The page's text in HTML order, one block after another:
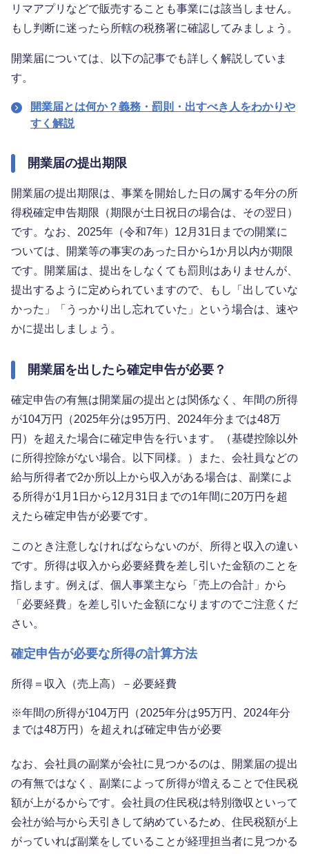
リマアプリなどで販売することも事業には該当しません。
もし判断に迷ったら所轄の税務署に確認してみましょう。
開業届については、以下の記事でも詳しく解説していま
す。
開業届とは何か？義務・罰則・出すべき人をわかりや
すく解説
開業届の提出期限
開業届の提出期限は、事業を開始した日の属する年分の所
得税確定申告期限（期限が土日祝日の場合は、その翌日）
です。なお、2025年（令和7年）12月31日までの開業に
ついては、開業等の事実のあった日から1か月以内が期限
です。開業届は、提出をしなくても罰則はありませんが、
提出するように定められていますので、もし「出していな
かった」「うっかり出し忘れていた」という場合は、速や
かに提出しましょう。
開業届を出したら確定申告が必要？
確定申告の有無は開業届の提出とは関係なく、年間の所得
が104万円（2025年分は95万円、2024年分までは48万
円）を超えた場合に確定申告を行います。（基礎控除以外
に所得控除がない場合。以下同様。）また、会社員などの
給与所得者で2か所以上から収入がある場合は、副業によ
る所得が1月1日から12月31日までの1年間に20万円を超
えたら確定申告が必要です。
このとき注意しなければならないのが、所得と収入の違い
です。所得は収入から必要経費を差し引いた金額のことを
指します。例えば、個人事業主なら「売上の合計」から
「必要経費」を差し引いた金額になりますのでご注意くだ
さい。
確定申告が必要な所得の計算方法
所得＝収入（売上高）－必要経費
※年間の所得が104万円（2025年分は95万円、2024年分
までは48万円）を超えれば確定申告が必要
なお、会社員の副業が会社に見つかるのは、開業届の提出
の有無ではなく、副業によって所得が増えることで住民税
額が上がるからです。会社員の住民税は特別徴収といって
会社が給与から天引きして納めているため、住民税額が上
がっていれば副業をしていることが経理担当者に見つかる